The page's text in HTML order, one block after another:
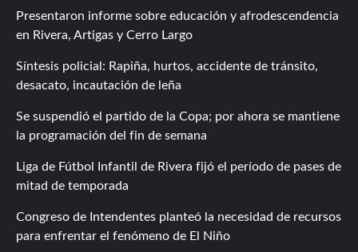
Presentaron informe sobre educación y afrodescendencia
en Rivera, Artigas y Cerro Largo
Síntesis policial: Rapiña, hurtos, accidente de tránsito,
desacato, incautación de leña
Se suspendió el partido de la Copa; por ahora se mantiene
la programación del fin de semana
Liga de Fútbol Infantil de Rivera fijó el período de pases de
mitad de temporada
Congreso de Intendentes planteó la necesidad de recursos
para enfrentar el fenómeno de El Niño